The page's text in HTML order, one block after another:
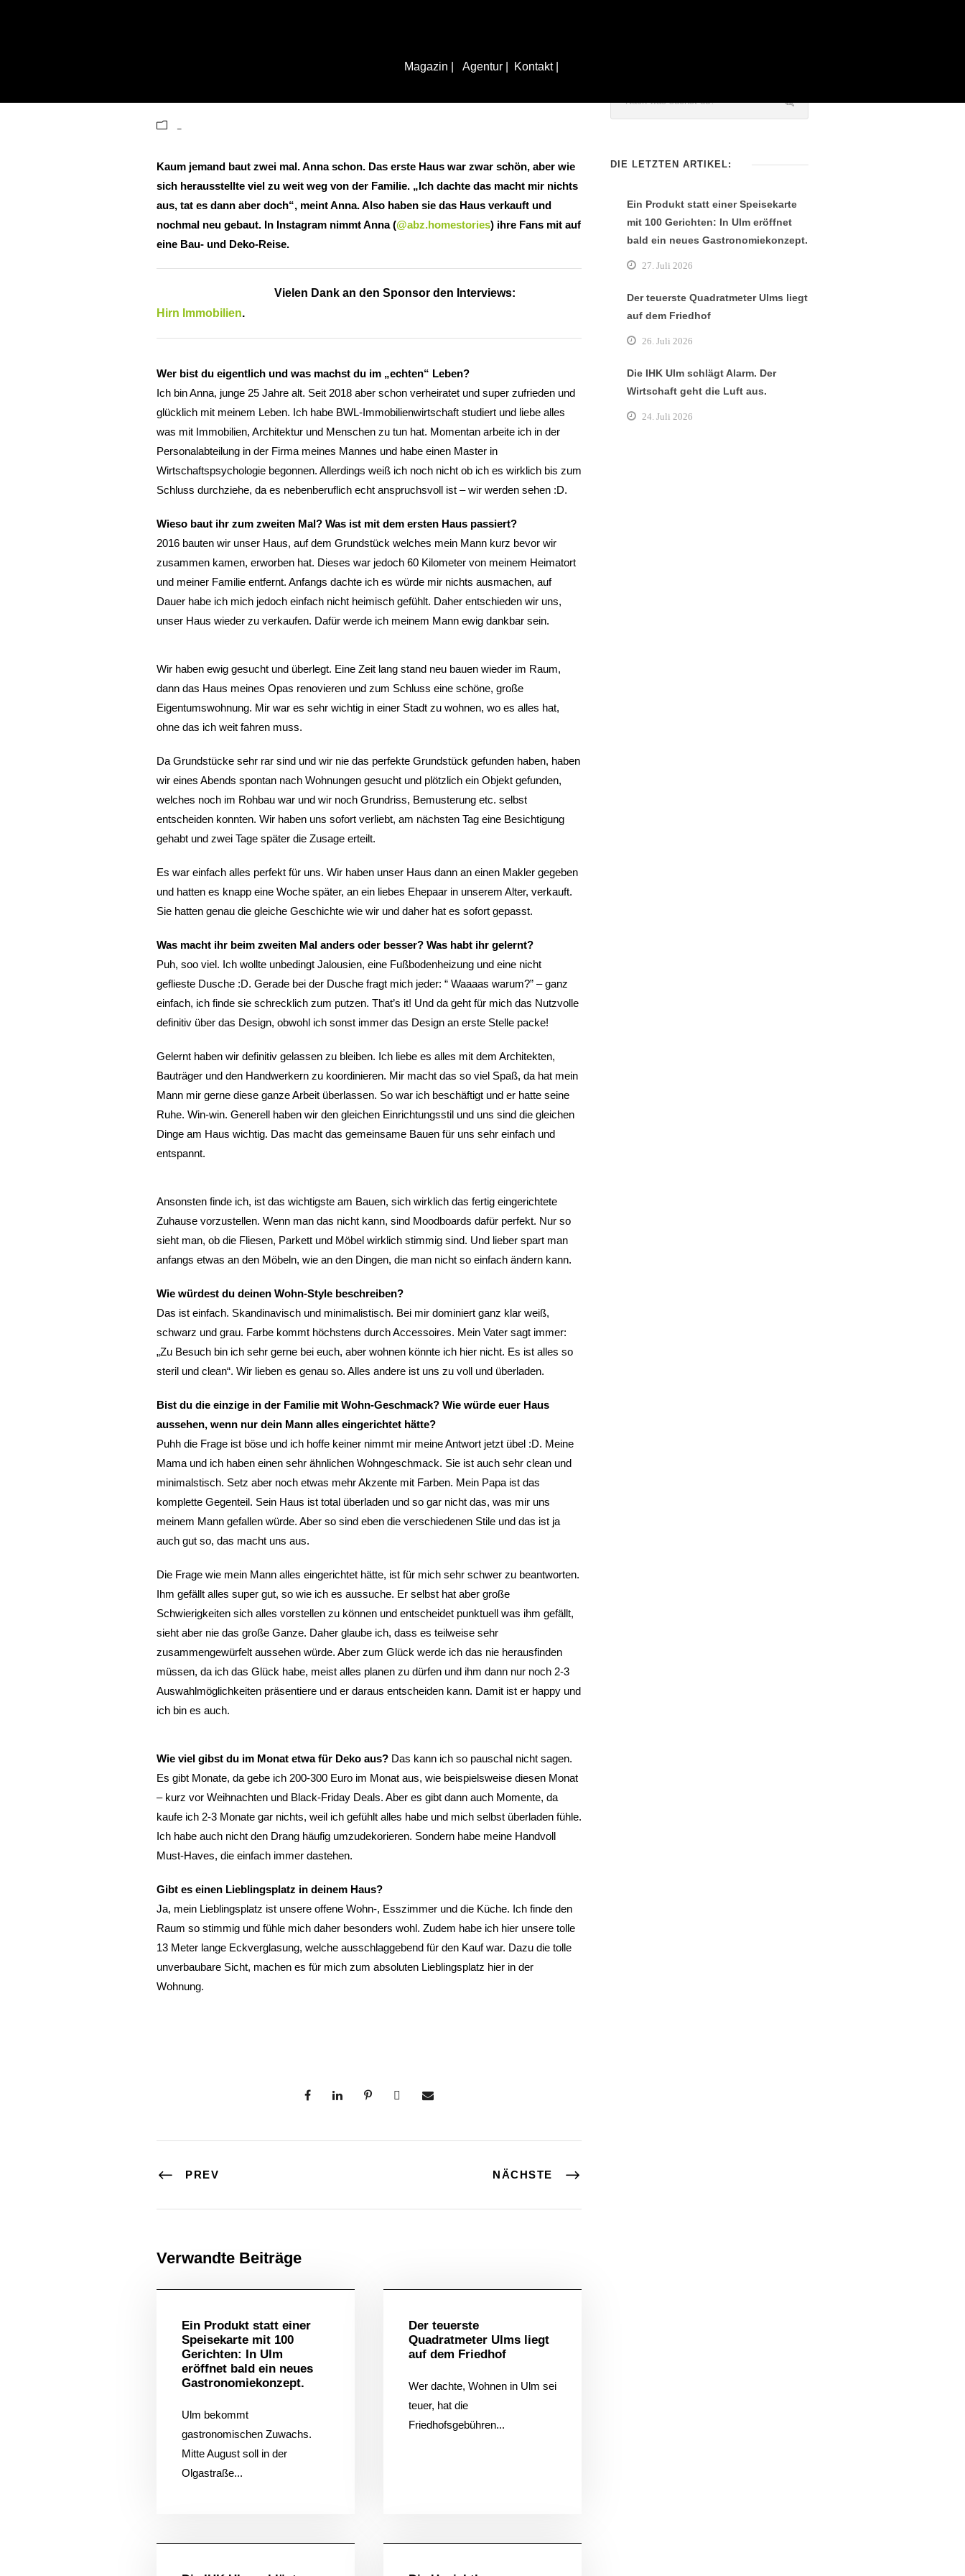
Magazin | Agentur | Kontakt |
Kaum jemand baut zwei mal. Anna schon. Das erste Haus war zwar schön, aber wie
sich herausstellte viel zu weit weg von der Familie. „Ich dachte das macht mir nichts
aus, tat es dann aber doch“, meint Anna. Also haben sie das Haus verkauft und
nochmal neu gebaut. In Instagram nimmt Anna (@abz.homestories) ihre Fans mit auf
eine Bau- und Deko-Reise.
Vielen Dank an den Sponsor den Interviews:
Hirn Immobilien.
Wer bist du eigentlich und was machst du im „echten“ Leben?
Ich bin Anna, junge 25 Jahre alt. Seit 2018 aber schon verheiratet und super zufrieden und
glücklich mit meinem Leben. Ich habe BWL-Immobilienwirtschaft studiert und liebe alles
was mit Immobilien, Architektur und Menschen zu tun hat. Momentan arbeite ich in der
Personalabteilung in der Firma meines Mannes und habe einen Master in
Wirtschaftspsychologie begonnen. Allerdings weiß ich noch nicht ob ich es wirklich bis zum
Schluss durchziehe, da es nebenberuflich echt anspruchsvoll ist – wir werden sehen :D.
Wieso baut ihr zum zweiten Mal? Was ist mit dem ersten Haus passiert?
2016 bauten wir unser Haus, auf dem Grundstück welches mein Mann kurz bevor wir
zusammen kamen, erworben hat. Dieses war jedoch 60 Kilometer von meinem Heimatort
und meiner Familie entfernt. Anfangs dachte ich es würde mir nichts ausmachen, auf
Dauer habe ich mich jedoch einfach nicht heimisch gefühlt. Daher entschieden wir uns,
unser Haus wieder zu verkaufen. Dafür werde ich meinem Mann ewig dankbar sein.
Wir haben ewig gesucht und überlegt. Eine Zeit lang stand neu bauen wieder im Raum,
dann das Haus meines Opas renovieren und zum Schluss eine schöne, große
Eigentumswohnung. Mir war es sehr wichtig in einer Stadt zu wohnen, wo es alles hat,
ohne das ich weit fahren muss.
Da Grundstücke sehr rar sind und wir nie das perfekte Grundstück gefunden haben, haben
wir eines Abends spontan nach Wohnungen gesucht und plötzlich ein Objekt gefunden,
welches noch im Rohbau war und wir noch Grundriss, Bemusterung etc. selbst
entscheiden konnten. Wir haben uns sofort verliebt, am nächsten Tag eine Besichtigung
gehabt und zwei Tage später die Zusage erteilt.
Es war einfach alles perfekt für uns. Wir haben unser Haus dann an einen Makler gegeben
und hatten es knapp eine Woche später, an ein liebes Ehepaar in unserem Alter, verkauft.
Sie hatten genau die gleiche Geschichte wie wir und daher hat es sofort gepasst.
Was macht ihr beim zweiten Mal anders oder besser? Was habt ihr gelernt?
Puh, soo viel. Ich wollte unbedingt Jalousien, eine Fußbodenheizung und eine nicht
geflieste Dusche :D. Gerade bei der Dusche fragt mich jeder: “ Waaaas warum?” – ganz
einfach, ich finde sie schrecklich zum putzen. That’s it! Und da geht für mich das Nutzvolle
definitiv über das Design, obwohl ich sonst immer das Design an erste Stelle packe!
Gelernt haben wir definitiv gelassen zu bleiben. Ich liebe es alles mit dem Architekten,
Bauträger und den Handwerkern zu koordinieren. Mir macht das so viel Spaß, da hat mein
Mann mir gerne diese ganze Arbeit überlassen. So war ich beschäftigt und er hatte seine
Ruhe. Win-win. Generell haben wir den gleichen Einrichtungsstil und uns sind die gleichen
Dinge am Haus wichtig. Das macht das gemeinsame Bauen für uns sehr einfach und
entspannt.
Ansonsten finde ich, ist das wichtigste am Bauen, sich wirklich das fertig eingerichtete
Zuhause vorzustellen. Wenn man das nicht kann, sind Moodboards dafür perfekt. Nur so
sieht man, ob die Fliesen, Parkett und Möbel wirklich stimmig sind. Und lieber spart man
anfangs etwas an den Möbeln, wie an den Dingen, die man nicht so einfach ändern kann.
Wie würdest du deinen Wohn-Style beschreiben?
Das ist einfach. Skandinavisch und minimalistisch. Bei mir dominiert ganz klar weiß,
schwarz und grau. Farbe kommt höchstens durch Accessoires. Mein Vater sagt immer:
„Zu Besuch bin ich sehr gerne bei euch, aber wohnen könnte ich hier nicht. Es ist alles so
steril und clean“. Wir lieben es genau so. Alles andere ist uns zu voll und überladen.
Bist du die einzige in der Familie mit Wohn-Geschmack? Wie würde euer Haus
aussehen, wenn nur dein Mann alles eingerichtet hätte?
Puhh die Frage ist böse und ich hoffe keiner nimmt mir meine Antwort jetzt übel :D. Meine
Mama und ich haben einen sehr ähnlichen Wohngeschmack. Sie ist auch sehr clean und
minimalstisch. Setz aber noch etwas mehr Akzente mit Farben. Mein Papa ist das
komplette Gegenteil. Sein Haus ist total überladen und so gar nicht das, was mir uns
meinem Mann gefallen würde. Aber so sind eben die verschiedenen Stile und das ist ja
auch gut so, das macht uns aus.
Die Frage wie mein Mann alles eingerichtet hätte, ist für mich sehr schwer zu beantworten.
Ihm gefällt alles super gut, so wie ich es aussuche. Er selbst hat aber große
Schwierigkeiten sich alles vorstellen zu können und entscheidet punktuell was ihm gefällt,
sieht aber nie das große Ganze. Daher glaube ich, dass es teilweise sehr
zusammengewürfelt aussehen würde. Aber zum Glück werde ich das nie herausfinden
müssen, da ich das Glück habe, meist alles planen zu dürfen und ihm dann nur noch 2-3
Auswahlmöglichkeiten präsentiere und er daraus entscheiden kann. Damit ist er happy und
ich bin es auch.
Wie viel gibst du im Monat etwa für Deko aus? Das kann ich so pauschal nicht sagen.
Es gibt Monate, da gebe ich 200-300 Euro im Monat aus, wie beispielsweise diesen Monat
– kurz vor Weihnachten und Black-Friday Deals. Aber es gibt dann auch Momente, da
kaufe ich 2-3 Monate gar nichts, weil ich gefühlt alles habe und mich selbst überladen fühle.
Ich habe auch nicht den Drang häufig umzudekorieren. Sondern habe meine Handvoll
Must-Haves, die einfach immer dastehen.
Gibt es einen Lieblingsplatz in deinem Haus?
Ja, mein Lieblingsplatz ist unsere offene Wohn-, Esszimmer und die Küche. Ich finde den
Raum so stimmig und fühle mich daher besonders wohl. Zudem habe ich hier unsere tolle
13 Meter lange Eckverglasung, welche ausschlaggebend für den Kauf war. Dazu die tolle
unverbaubare Sicht, machen es für mich zum absoluten Lieblingsplatz hier in der
Wohnung.
PREV NÄCHSTE
Verwandte Beiträge
Allgemein
Ein Produkt statt einer
Speisekarte mit 100
Gerichten: In Ulm
eröffnet bald ein neues
Gastronomiekonzept.
Ulm bekommt
gastronomischen Zuwachs.
Mitte August soll in der
Olgastraße...
Der teuerste
Quadratmeter Ulms liegt
auf dem Friedhof
Wer dachte, Wohnen in Ulm sei
teuer, hat die
Friedhofsgebühren...
DIE LETZTEN ARTIKEL:
Ein Produkt statt einer Speisekarte
mit 100 Gerichten: In Ulm eröffnet
bald ein neues Gastronomiekonzept.
27. Juli 2026
Der teuerste Quadratmeter Ulms liegt
auf dem Friedhof
26. Juli 2026
Die IHK Ulm schlägt Alarm. Der
Wirtschaft geht die Luft aus.
24. Juli 2026